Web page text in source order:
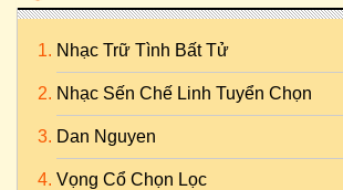
Nhạc Trữ Tình Bất Tử
Nhạc Sến Chế Linh Tuyển Chọn
Dan Nguyen
Vọng Cổ Chọn Lọc